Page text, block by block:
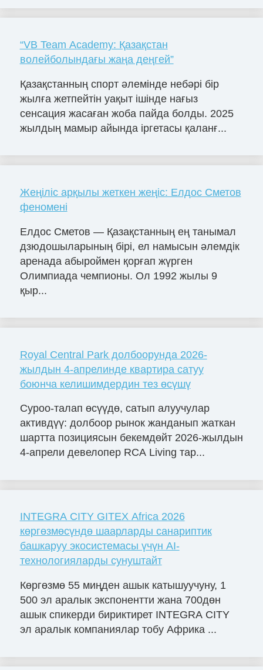
“VB Team Academy: Қазақстан
волейболындағы жаңа деңгей”
Қазақстанның спорт әлемінде небәрі бір
жылға жетпейтін уақыт ішінде нағыз
сенсация жасаған жоба пайда болды. 2025
жылдың мамыр айында іргетасы қаланғ...
Жеңіліс арқылы жеткен жеңіс: Елдос Сметов
феномені
Елдос Сметов — Қазақстанның ең танымал
дзюдошыларының бірі, ел намысын әлемдік
аренада абыроймен қорғап жүрген
Олимпиада чемпионы. Ол 1992 жылы 9
қыр...
Royal Central Park долбоорунда 2026-
жылдын 4-апрелинде квартира сатуу
боюнча келишимдердин тез өсүшү
Суроо-талап өсүүдө, сатып алуучулар
активдүү: долбоор рынок жанданып жаткан
шартта позициясын бекемдөйт 2026-жылдын
4-апрели девелопер RCA Living тар...
INTEGRA CITY GITEX Africa 2026
көргөзмөсүндө шаарларды санариптик
башкаруу экосистемасы үчүн AI-
технологияларды сунуштайт
Көргөзмө 55 миңден ашык катышуучуну, 1
500 эл аралык экспонентти жана 700дөн
ашык спикерди бириктирет INTEGRA CITY
эл аралык компаниялар тобу Африка ...